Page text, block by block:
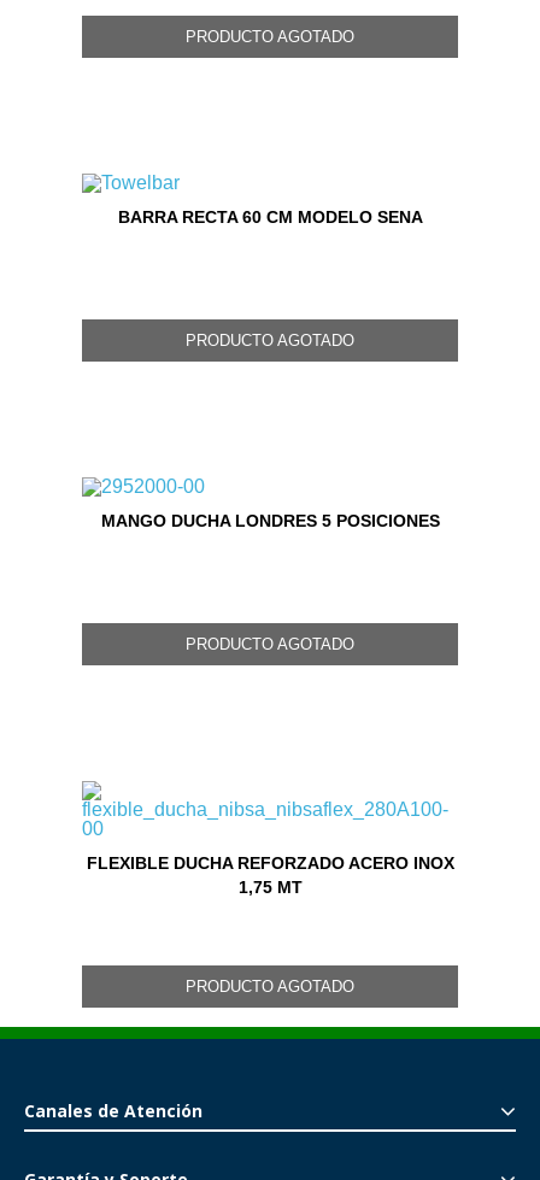
PRODUCTO AGOTADO
BARRA RECTA 60 CM MODELO SENA
PRODUCTO AGOTADO
MANGO DUCHA LONDRES 5 POSICIONES
PRODUCTO AGOTADO
FLEXIBLE DUCHA REFORZADO ACERO INOX
1,75 MT
PRODUCTO AGOTADO
Canales de Atención